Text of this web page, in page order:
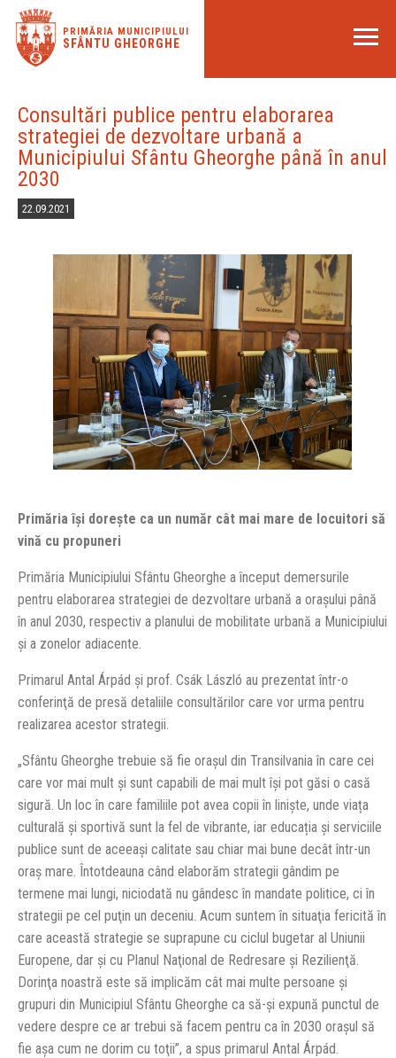
PRIMĂRIA MUNICIPIULUI
SFÂNTU GHEORGHE
Consultări publice pentru elaborarea
strategiei de dezvoltare urbană a
Municipiului Sfântu Gheorghe până în anul
2030
22.09.2021
Primăria îşi doreşte ca un număr cât mai mare de locuitori să
vină cu propuneri
Primăria Municipiului Sfântu Gheorghe a început demersurile
pentru elaborarea strategiei de dezvoltare urbană a oraşului până
în anul 2030, respectiv a planului de mobilitate urbană a Municipiului
şi a zonelor adiacente.
Primarul Antal Árpád şi prof. Csák László au prezentat într-o
conferinţă de presă detaliile consultărilor care vor urma pentru
realizarea acestor strategii.
„Sfântu Gheorghe trebuie să fie orașul din Transilvania în care cei
care vor mai mult și sunt capabili de mai mult își pot găsi o casă
sigură. Un loc în care familiile pot avea copii în liniște, unde viața
culturală și sportivă sunt la fel de vibrante, iar educația și serviciile
publice sunt de aceeași calitate sau chiar mai bune decât într-un
oraș mare. Întotdeauna când elaborăm strategii gândim pe
termene mai lungi, niciodată nu gândesc în mandate politice, ci în
strategii pe cel puţin un deceniu. Acum suntem în situaţia fericită în
care această strategie se suprapune cu ciclul bugetar al Uniunii
Europene, dar şi cu Planul Naţional de Redresare şi Rezilienţă.
Dorinţa noastră este să implicăm cât mai multe persoane şi
grupuri din Municipiul Sfântu Gheorghe ca să-şi expună punctul de
vedere despre ce ar trebui să facem pentru ca în 2030 oraşul să
fie aşa cum ne dorim cu toţii”, a spus primarul Antal Árpád.